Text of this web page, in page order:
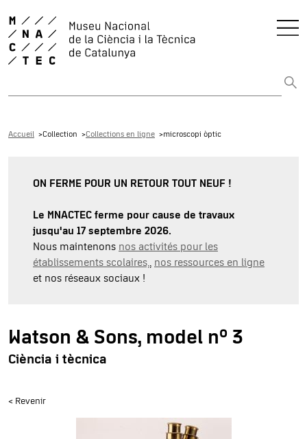
Accueil Collection Collections en ligne microscopi òptic
ON FERME POUR UN RETOUR TOUT NEUF !
Le MNACTEC ferme pour cause de travaux
jusqu'au 17 septembre 2026.
Nous maintenons nos activités pour les
établissements scolaires,, nos ressources en ligne
et nos réseaux sociaux !
Watson & Sons, model nº 3
Ciència i tècnica
< Revenir